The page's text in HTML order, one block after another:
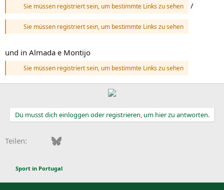
Sie müssen registriert sein, um bestimmte Links zu sehen /
Sie müssen registriert sein, um bestimmte Links zu sehen
und in Almada e Montijo
Sie müssen registriert sein, um bestimmte Links zu sehen
Du musst dich einloggen oder registrieren, um hier zu antworten.
Teilen: FacebookBluesky
Sport in Portugal